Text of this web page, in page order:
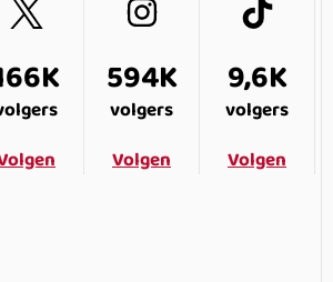
594K
volgers
Volgen
9,6K
volgers
Volgen